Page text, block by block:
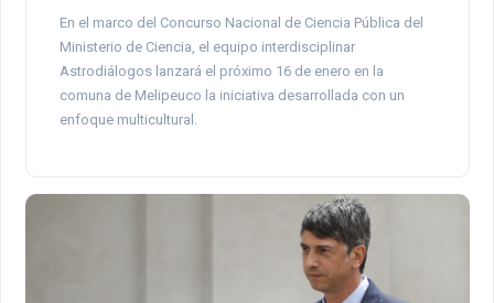
En el marco del Concurso Nacional de Ciencia Pública del
Ministerio de Ciencia, el equipo interdisciplinar
Astrodiálogos lanzará el próximo 16 de enero en la
comuna de Melipeuco la iniciativa desarrollada con un
enfoque multicultural.